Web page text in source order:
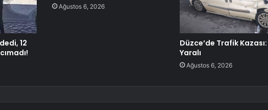
12
Ağustos 6, 2026
Düzce’de Trafik Kazası:
Yaralı
Ağustos 6, 2026